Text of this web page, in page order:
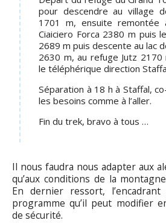
pour descendre au village
1701 m, ensuite remontée
Ciaiciero Forca 2380 m puis
2689 m puis descente au lac
2630 m, au refuge Jutz
le téléphérique direction
Séparation à 18 h à Staffal,
les besoins comme à l’aller.
Fin du trek, bravo à tous …
Il nous faudra nous adapter aux
qu’aux conditions de la
En dernier ressort,
programme qu’il peut modifier
de sécurité.